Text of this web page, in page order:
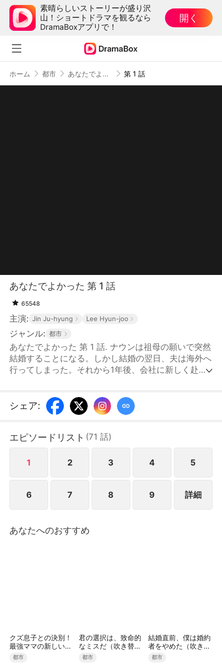
素晴らしいストーリーが盛り沢
山！ショートドラマを観るなら
DramaBoxアプリで！
開く
ホーム 都市 あなたでよかった 第 1 話
あなたでよかった 第 1 話
65548
主演: Jin Ju-hyung Lee Hyun-joo
ジャンル: 都市
あなたでよかった 第 1 話. ナウンは祖母の願いで突然
結婚することになる。しかし結婚の翌日、夫は海外へ
行ってしまった。それから1年後、会社に新しく赴任
ほどけ、心は自然と高鳴っていく。法律上は夫婦であ
りながら、お互いにその事実を知らない二人は、知ら
シェア:
エピソードリスト (71 話)
1 2 3 4 5
6 7 8 9 詳細
あなたへのおすすめ
クズ息子との決別！
最強ママの新しい人
生
都市
君の選択は、致命的
なミスだ（吹き替
え）
都市
結婚直前、僕は婚約
者をやめた（吹き替
え）
都市